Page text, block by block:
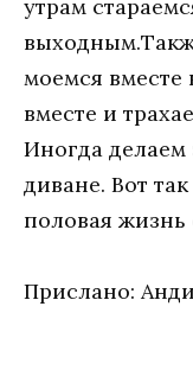
Прислано: Анди